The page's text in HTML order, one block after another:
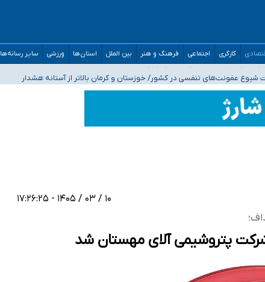
کارگری اجتماعی فرهنگ و هنر بین الملل استان‌ها ورزشی سایر رسانه‌ها
هستیم، اما هنوز پاسخ مشخصی نگرفته‌ایم
فرماندهی صحنه عملیات و دکترای تخصصی جغرافیای نظامی دافوس آجا
نان، مسکن و بیمه
۱۰ / ۰۳ / ۱۴۰۵ - ۱۷:۲۶:۲۵
پتروشیمی آلای مهستان شد